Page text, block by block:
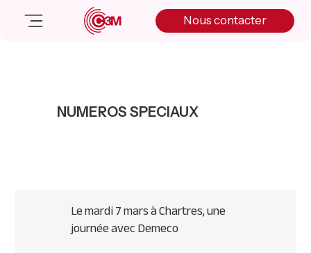
Nous contacter
Salle de presse
Nous contacter
NUMEROS SPECIAUX
Le mardi 7 mars à Chartres, une
journée avec Demeco